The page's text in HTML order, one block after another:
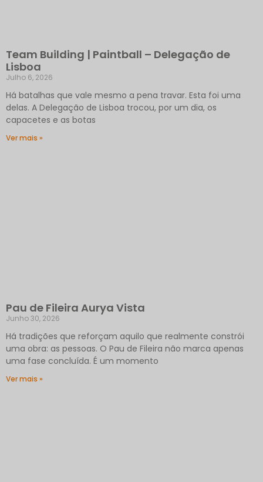
Team Building | Paintball – Delegação de
Lisboa
Julho 6, 2026
Há batalhas que vale mesmo a pena travar. Esta foi uma
delas. A Delegação de Lisboa trocou, por um dia, os
capacetes e as botas
Ver mais »
Pau de Fileira Aurya Vista
Junho 30, 2026
Há tradições que reforçam aquilo que realmente constrói
uma obra: as pessoas. O Pau de Fileira não marca apenas
uma fase concluída. É um momento
Ver mais »